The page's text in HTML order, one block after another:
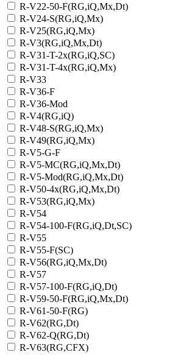
R-V22-50-F(RG,iQ,Mx,Dt)
R-V24-S(RG,iQ,Mx)
R-V25(RG,iQ,Mx)
R-V3(RG,iQ,Mx,Dt)
R-V31-T-2x(RG,iQ,SC)
R-V31-T-4x(RG,iQ,Mx)
R-V33
R-V36-F
R-V36-Mod
R-V4(RG,iQ)
R-V48-S(RG,iQ,Mx)
R-V49(RG,iQ,Mx)
R-V5-G-F
R-V5-MC(RG,iQ,Mx,Dt)
R-V5-Mod(RG,iQ,Mx,Dt)
R-V50-4x(RG,iQ,Mx,Dt)
R-V53(RG,iQ,Mx)
R-V54
R-V54-100-F(RG,iQ,Dt,SC)
R-V55
R-V55-F(SC)
R-V56(RG,iQ,Mx,Dt)
R-V57
R-V57-100-F(RG,iQ,Dt)
R-V59-50-F(RG,iQ,Mx,Dt)
R-V61-50-F(RG)
R-V62(RG,Dt)
R-V62-Q(RG,Dt)
R-V63(RG,CFX)